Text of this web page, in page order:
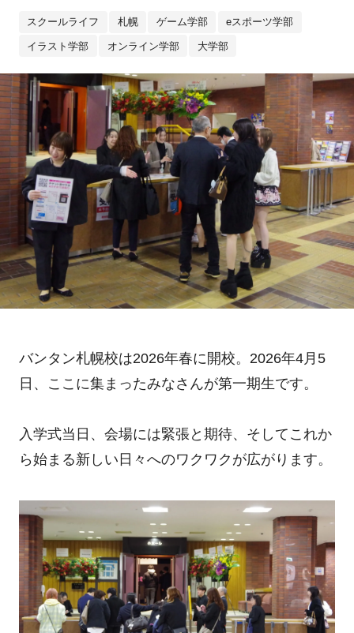
スクールライフ 札幌 ゲーム学部 eスポーツ学部
イラスト学部 オンライン学部 大学部
バンタン札幌校は2026年春に開校。2026年4月5
日、ここに集まったみなさんが第一期生です。
入学式当日、会場には緊張と期待、そしてこれか
ら始まる新しい日々へのワクワクが広がります。